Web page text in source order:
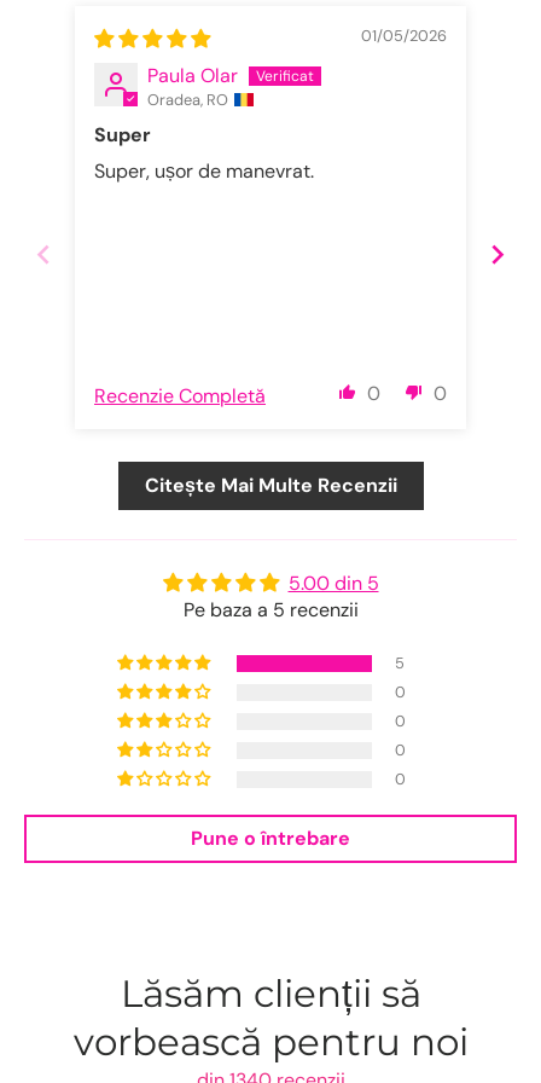
01/05/2026
Paula Olar
Oradea, RO
Super
Super, ușor de manevrat.
0 0
Recenzie Completă
Citește Mai Multe Recenzii
5.00 din 5
Pe baza a 5 recenzii
5
0
0
0
0
Pune o întrebare
Lăsăm clienții să
vorbească pentru noi